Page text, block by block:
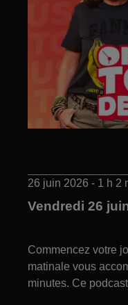
26 juin 2026 - 1 h 2
Vendredi 26
Commencez votre
matinale vous
minutes. Ce